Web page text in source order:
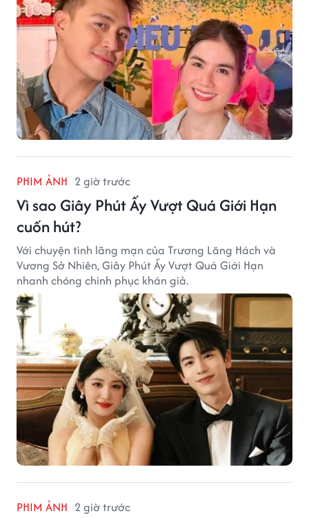
PHIM ẢNH 2 giờ trước
Vì sao Giây Phút Ấy Vượt Quá Giới Hạn
cuốn hút?
Với chuyện tình lãng mạn của Trương Lăng Hách và
Vương Sở Nhiên, Giây Phút Ấy Vượt Quá Giới Hạn
nhanh chóng chinh phục khán giả.
PHIM ẢNH 2 giờ trước